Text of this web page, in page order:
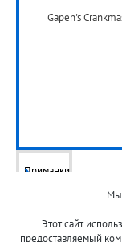
Gapen's
Приманки
Мы
Этот сайт
предоставляемый